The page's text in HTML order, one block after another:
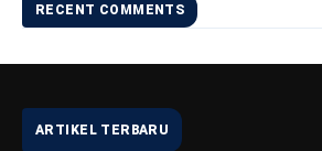
RECENT COMMENTS
ARTIKEL TERBARU